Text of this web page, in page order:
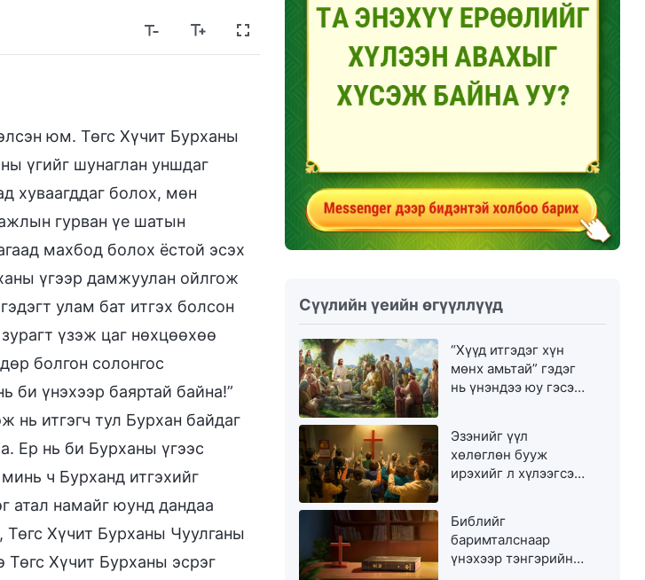
юм. Төгс Хүчит Бурханы
үгийг шунаглан уншдаг
хуваагддаг болох, мөн
гурван үе шатын
махбод болох ёстой эсэх
үгээр дамжуулан ойлгож
гэдэгт улам бат итгэх болсон
үзэж цаг нөхцөөхөө
болгон солонгос
би үнэхээр баяртай байна!”
нь итгэгч тул Бурхан байдаг
Ер нь би Бурханы үгээс
ч Бурханд итгэхийг
атал намайг юунд дандаа
Хүчит Бурханы Чуулганы
Төгс Хүчит Бурханы эсрэг
Сүүлийн үеийн өгүүллүүд
“Хүүд итгэдэг хүн
мөнх амьтай” гэдэг
нь үнэндээ юу гэсэн
Эзэнийг үүл
хөлөглөн бууж
ирэхийг л хүлээгсэд
Библийг
баримталснаар
үнэхээр тэнгэрийн